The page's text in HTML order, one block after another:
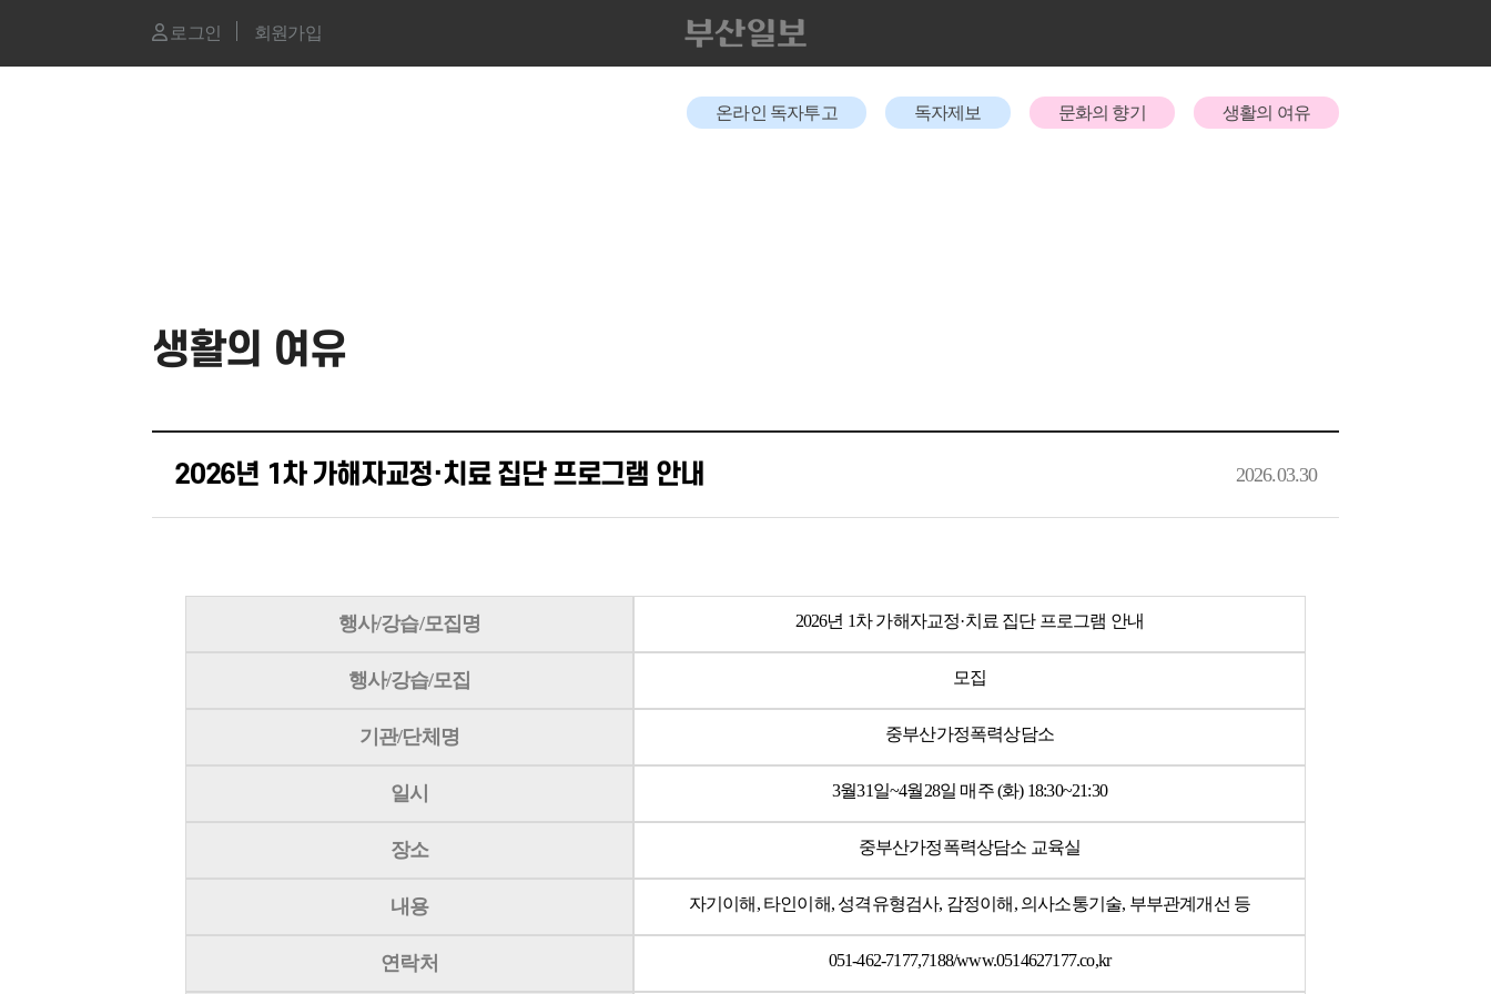
로그인 회원가입
온라인 독자투고 독자제보 문화의 향기 생활의 여유
생활의 여유
2026년 1차 가해자교정·치료 집단 프로그램 안내 2026.03.30
행사/강습/모집명 2026년 1차 가해자교정·치료 집단 프로그램 안내
행사/강습/모집 모집
기관/단체명 중부산가정폭력상담소
일시 3월31일~4월28일 매주 (화) 18:30~21:30
장소 중부산가정폭력상담소 교육실
내용 자기이해, 타인이해, 성격유형검사, 감정이해, 의사소통기술, 부부관계개선 등
연락처 051-462-7177,7188/www.0514627177.co,kr